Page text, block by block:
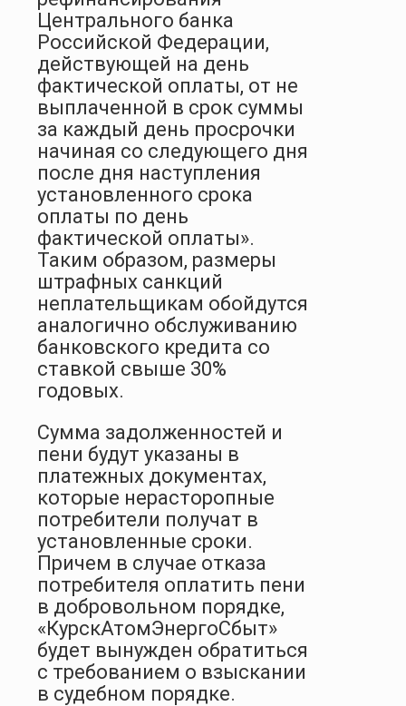
Центрального банка
Российской Федерации,
действующей на день
фактической оплаты, от не
выплаченной в срок суммы
за каждый день просрочки
начиная со следующего дня
после дня наступления
установленного срока
оплаты по день
фактической оплаты».
Таким образом, размеры
штрафных санкций
неплательщикам обойдутся
аналогично обслуживанию
банковского кредита со
ставкой свыше 30%
годовых.
Сумма задолженностей и
пени будут указаны в
платежных документах,
которые нерасторопные
потребители получат в
установленные сроки.
Причем в случае отказа
потребителя оплатить пени
в добровольном порядке,
«КурскАтомЭнергоСбыт»
будет вынужден обратиться
с требованием о взыскании
в судебном порядке.